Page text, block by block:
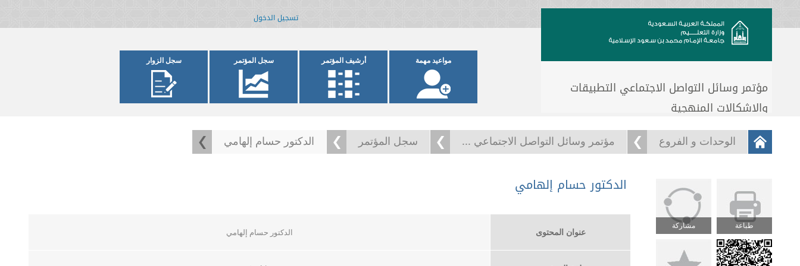
تسجيل الدخول
مؤتمر وسائل التواصل الاجتماعي التطبيقات
والإشكالات المنهجية
مواعيد مهمة أرشيف المؤتمر سجل المؤتمر سجل الزوار
الوحدات و الفروع مؤتمر وسائل التواصل الاجتماعي ... سجل المؤتمر الدكتور حسام إلهامي
طباعة مشاركة
الدكتور حسام إلهامي
عنوان المحتوى الدكتور حسام إلهامي